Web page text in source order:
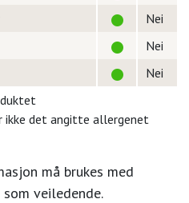
Nei
Nei
Nei
ikke det angitte allergenet
må brukes med
veiledende.